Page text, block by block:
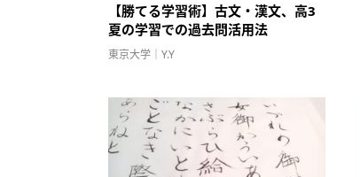
【勝てる学習術】古文・漢文、高3
夏の学習での過去問活用法
東京大学｜Y.Y